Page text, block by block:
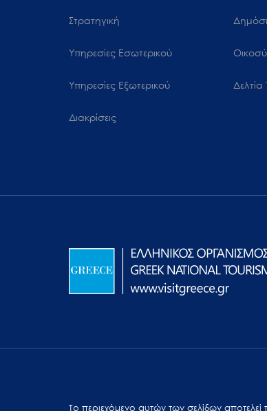
Στρατηγική
Υπηρεσίες Εσωτερικού
Υπηρεσίες Εξωτερικού
Διακρίσεις
Το περιεχόμενο αυτών των σελίδων αποτελεί